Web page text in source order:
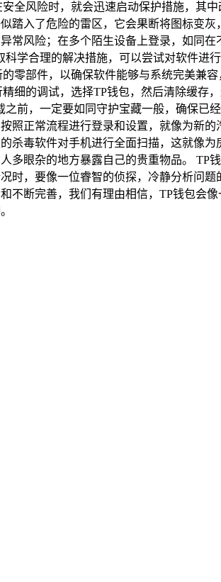
全风险时，就会迅速启动保护措施，其
入了危险的雷区，它会果断将图标变
风险；在多个陌生设备上登录，如同
学合理的解决措施，可以尝试对软件进
部件，以确保软件能够与系统完美兼
细的调试，选择TP钱包，然后清除缓存
前，一定要如同守护宝藏一般，确保已
照正常流程进行登录和设置，就像为新
杀毒软件对手机进行全面扫描，这就像
眼杂的地方暴露自己的贵重物品。 TP
，要像一位睿智的侦探，冷静分析问
断完善，我们有理由相信，TP钱包会